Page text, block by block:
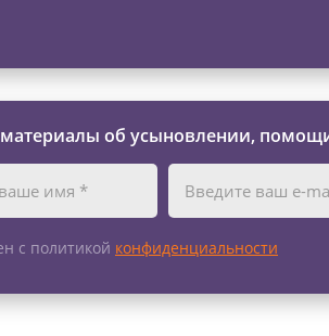
об усыновлении,
с политикой конфиденциальности